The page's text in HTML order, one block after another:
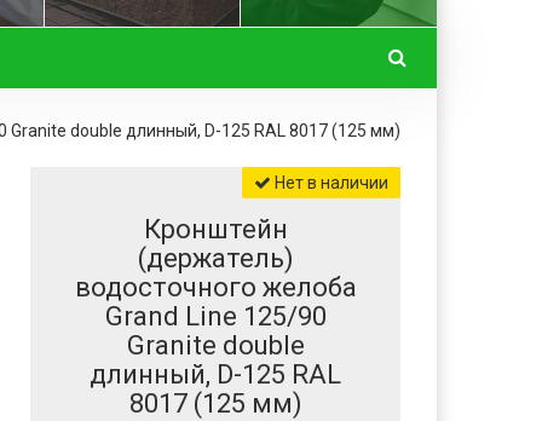
double длинный, D-125 RAL 8017 (125 мм)
Нет в наличии
Кронштейн
(держатель)
водосточного желоба
Grand Line 125/90
Granite double
длинный, D-125 RAL
8017 (125 мм)